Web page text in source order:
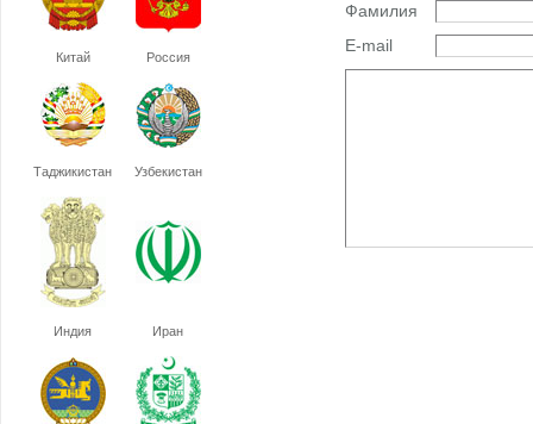
Китай Россия
Таджикистан Узбекистан
Индия Иран
Фамилия
E-mail